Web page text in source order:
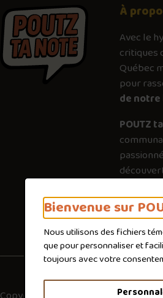
Bienvenue sur
Nous utilisons des fichiers
que pour personnaliser et
toujours avec votre
À
Avec le
critiques
Québec
pour
de
POUTZ
poutines